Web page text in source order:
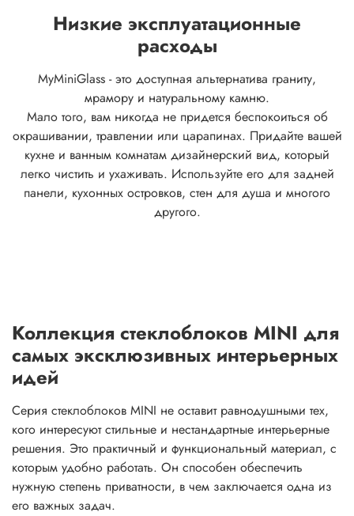
Низкие эксплуатационные
расходы
MyMiniGlass - это доступная альтернатива граниту,
мрамору и натуральному камню.
Мало того, вам никогда не придется беспокоиться об
окрашивании, травлении или царапинах. Придайте вашей
кухне и ванным комнатам дизайнерский вид, который
легко чистить и ухаживать. Используйте его для задней
панели, кухонных островков, стен для душа и многого
другого.
Коллекция стеклоблоков MINI для
самых эксклюзивных интерьерных
идей
Серия стеклоблоков MINI не оставит равнодушными тех,
кого интересуют стильные и нестандартные интерьерные
решения. Это практичный и функциональный материал, с
которым удобно работать. Он способен обеспечить
нужную степень приватности, в чем заключается одна из
его важных задач.